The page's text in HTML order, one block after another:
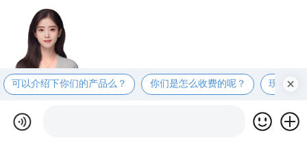
可以介绍下你们的产品么？ 你们是怎么收费的呢？ 现在有